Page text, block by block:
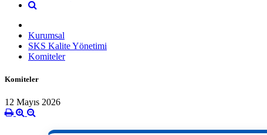
Kurumsal
SKS Kalite Yönetimi
Komiteler
Komiteler
12 Mayıs 2026